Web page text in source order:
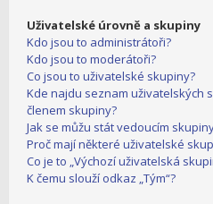
Uživatelské úrovně a skupiny
Kdo jsou to administrátoři?
Kdo jsou to moderátoři?
Co jsou to uživatelské skupiny?
Kde najdu seznam uživatelských
členem skupiny?
Jak se můžu stát vedoucím
Proč mají některé uživatelské
Co je to „Výchozí uživatelská
K čemu slouží odkaz „Tým“?